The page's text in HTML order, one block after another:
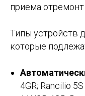
приема
Типы устройств
которые
4GR; Rancilio